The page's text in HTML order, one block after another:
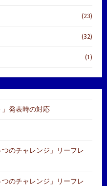
(23)
(32)
(1)
」発表時の対応
のチャレンジ」リーフレ
のチャレンジ」リーフレ